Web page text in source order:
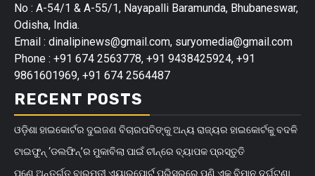
No : A-54/1 & A-55/1, Nayapalli Baramunda, Bhubaneswar,
Odisha, India.
Email : dinalipinews@gmail.com, suryomedia@gmail.com
Phone : +91 674 2563778, +91 9438425924, +91
9861601969, +91 674 2564487
RECENT POSTS
ଓଡ଼ିଶା ହାଇକୋର୍ଟର ଦୁଇଜଣ ବିଚାରପତିଙ୍କୁ ଅନ୍ୟ ରାଜ୍ୟର ହାଇକୋର୍ଟକୁ ବଦଳି
ଟାଇଫୁନ୍ ‘ଡଲଫିନ୍’ର ମୁକାବିଲା ପାଇଁ ଚୀନ୍‌ରେ ବ୍ୟାପକ ପ୍ରସ୍ତୁତି
ପୁଣେ ଅନ୍ତର୍ଗତ ବାରମତୀ ଏୟାରପୋର୍ଟ ପରିସରରେ ପୁଣି ଏକ ବିମାନ ଦୁର୍ଘଟଣା